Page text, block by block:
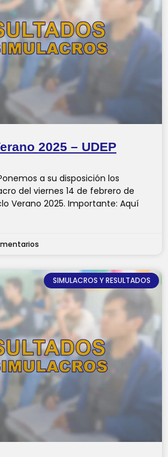
2025 – UDEP
a su disposición los
del viernes 14 de febrero de
Verano 2025. Importante: Aquí
SIMULACROS Y RESULTADOS